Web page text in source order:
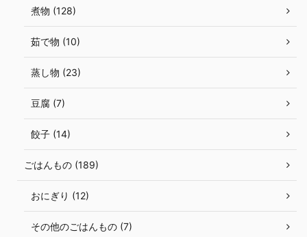
煮物 (128)
茹で物 (10)
蒸し物 (23)
豆腐 (7)
餃子 (14)
ごはんもの (189)
おにぎり (12)
その他のごはんもの (7)